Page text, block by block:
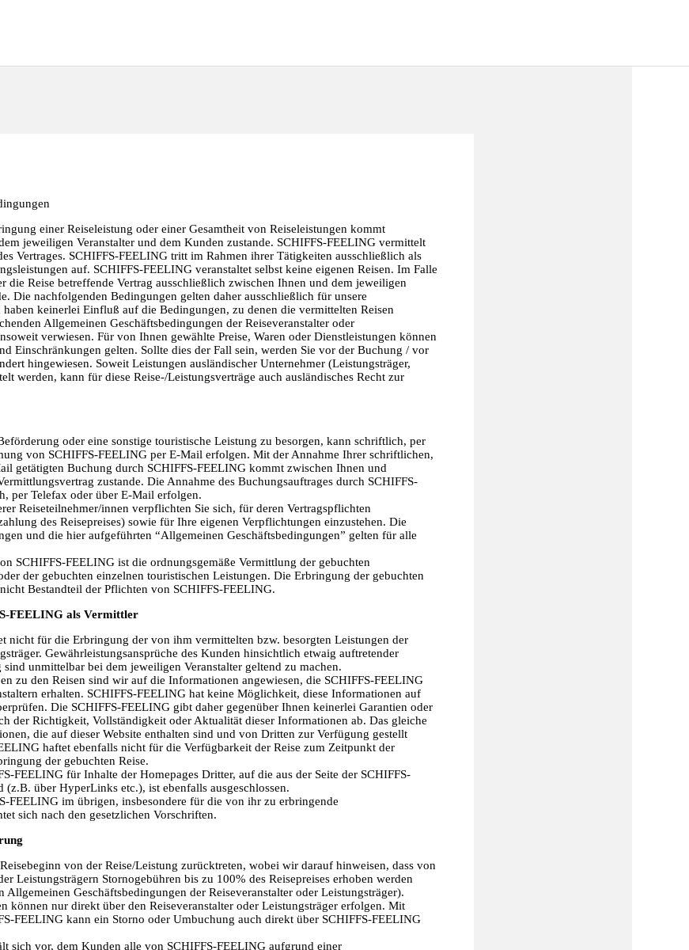
einer Reiseleistung oder einer Gesamtheit von Reiseleistungen kommt
jeweiligen Veranstalter und dem Kunden zustande. SCHIFFS-FEELING vermittelt
Vertrages. SCHIFFS-FEELING tritt im Rahmen ihrer Tätigkeiten ausschließlich als
auf. SCHIFFS-FEELING veranstaltet selbst keine eigenen Reisen. Im Falle
die Reise betreffende Vertrag ausschließlich zwischen Ihnen und dem jeweiligen
Die nachfolgenden Bedingungen gelten daher ausschließlich für unsere
keinerlei Einfluß auf die Bedingungen, zu denen die vermittelten Reisen
Allgemeinen Geschäftsbedingungen der Reiseveranstalter oder
verwiesen. Für von Ihnen gewählte Preise, Waren oder Dienstleistungen können
Einschränkungen gelten. Sollte dies der Fall sein, werden Sie vor der Buchung / vor
hingewiesen. Soweit Leistungen ausländischer Unternehmer (Leistungsträger,
werden, kann für diese Reise-/Leistungsverträge auch ausländisches Recht zur
oder eine sonstige touristische Leistung zu besorgen, kann schriftlich, per
von SCHIFFS-FEELING per E-Mail erfolgen. Mit der Annahme Ihrer schriftlichen,
getätigten Buchung durch SCHIFFS-FEELING kommt zwischen Ihnen und
zustande. Die Annahme des Buchungsauftrages durch SCHIFFS-
per Telefax oder über E-Mail erfolgen.
Reiseteilnehmer/innen verpflichten Sie sich, für deren Vertragspflichten
des Reisepreises) sowie für Ihre eigenen Verpflichtungen einzustehen. Die
und die hier aufgeführten “Allgemeinen Geschäftsbedingungen” gelten für alle
SCHIFFS-FEELING ist die ordnungsgemäße Vermittlung der gebuchten
der gebuchten einzelnen touristischen Leistungen. Die Erbringung der gebuchten
Bestandteil der Pflichten von SCHIFFS-FEELING.
FEELING als Vermittler
nicht für die Erbringung der von ihm vermittelten bzw. besorgten Leistungen der
Gewährleistungsansprüche des Kunden hinsichtlich etwaig auftretender
sind unmittelbar bei dem jeweiligen Veranstalter geltend zu machen.
zu den Reisen sind wir auf die Informationen angewiesen, die SCHIFFS-FEELING
erhalten. SCHIFFS-FEELING hat keine Möglichkeit, diese Informationen auf
Die SCHIFFS-FEELING gibt daher gegenüber Ihnen keinerlei Garantien oder
der Richtigkeit, Vollständigkeit oder Aktualität dieser Informationen ab. Das gleiche
die auf dieser Website enthalten sind und von Dritten zur Verfügung gestellt
haftet ebenfalls nicht für die Verfügbarkeit der Reise zum Zeitpunkt der
der gebuchten Reise.
FEELING für Inhalte der Homepages Dritter, auf die aus der Seite der SCHIFFS-
über HyperLinks etc.), ist ebenfalls ausgeschlossen.
FEELING im übrigen, insbesondere für die von ihr zu erbringende
sich nach den gesetzlichen Vorschriften.
von der Reise/Leistung zurücktreten, wobei wir darauf hinweisen, dass von
Leistungsträgern Stornogebühren bis zu 100% des Reisepreises erhoben werden
Allgemeinen Geschäftsbedingungen der Reiseveranstalter oder Leistungsträger).
können nur direkt über den Reiseveranstalter oder Leistungsträger erfolgen. Mit
FEELING kann ein Storno oder Umbuchung auch direkt über SCHIFFS-FEELING
sich vor, dem Kunden alle von SCHIFFS-FEELING aufgrund einer